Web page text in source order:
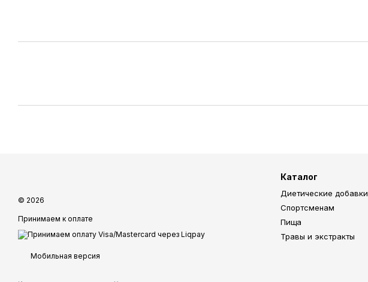
© 2026
Принимаем к оплате
Мобильная версия
Каталог
Диетические добавки
Спортсменам
Пища
Травы и экстракты